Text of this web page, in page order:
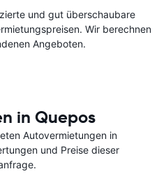
und gut überschaubare
Wir berechnen
Angeboten.
in Quepos
Autovermietungen in
und Preise dieser